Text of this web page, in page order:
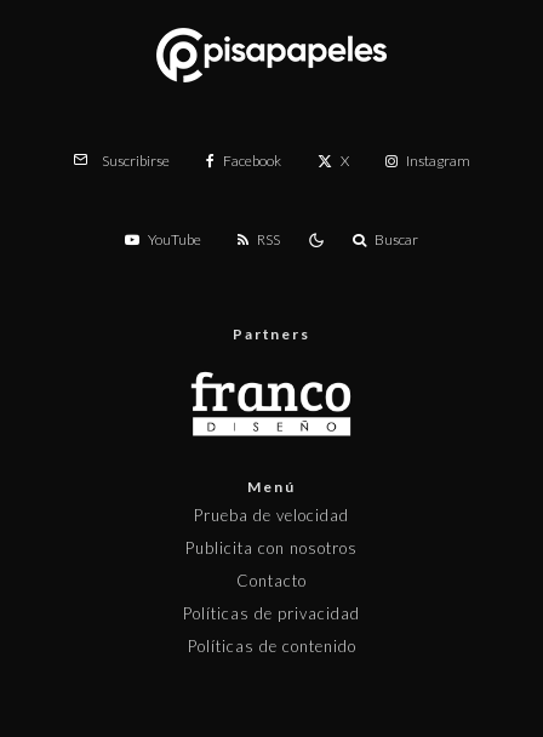
Suscribirse Facebook X Instagram
YouTube RSS Buscar
Partners
Menú
Prueba de velocidad
Publicita con nosotros
Contacto
Políticas de privacidad
Políticas de contenido